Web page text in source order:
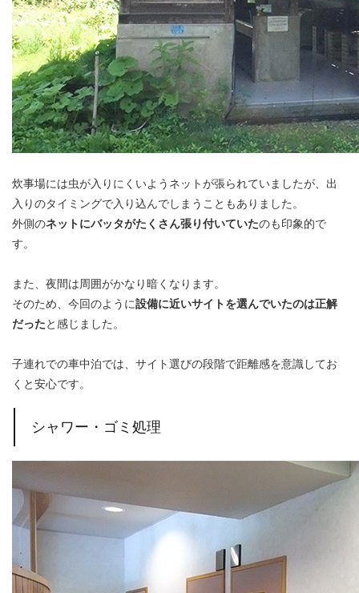
炊事場には虫が入りにくいようネットが張られていましたが、出
入りのタイミングで入り込んでしまうこともありました。
外側のネットにバッタがたくさん張り付いていたのも印象的で
す。
また、夜間は周囲がかなり暗くなります。
そのため、今回のように設備に近いサイトを選んでいたのは正解
だったと感じました。
子連れでの車中泊では、サイト選びの段階で距離感を意識してお
くと安心です。
シャワー・ゴミ処理